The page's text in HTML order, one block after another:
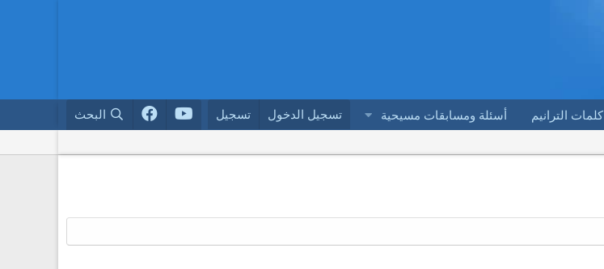
كلمات الترانيم أسئلة ومسابقات مسيحية تسجيل الدخول تسجيل البحث